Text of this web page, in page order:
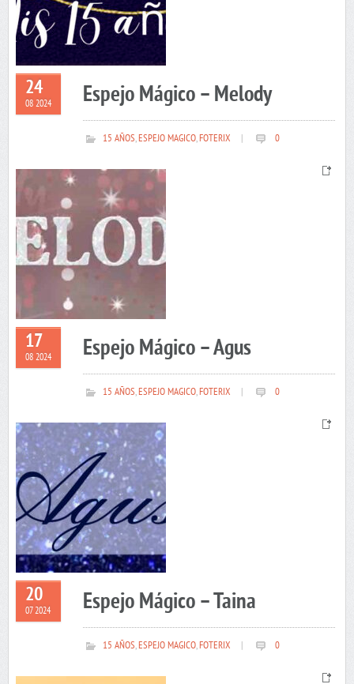
24
08 2024 Espejo Mágico – Melody
15 AÑOS,ESPEJO MAGICO,FOTERIX 0
17
08 2024 Espejo Mágico – Agus
15 AÑOS,ESPEJO MAGICO,FOTERIX 0
20
07 2024 Espejo Mágico – Taina
15 AÑOS,ESPEJO MAGICO,FOTERIX 0